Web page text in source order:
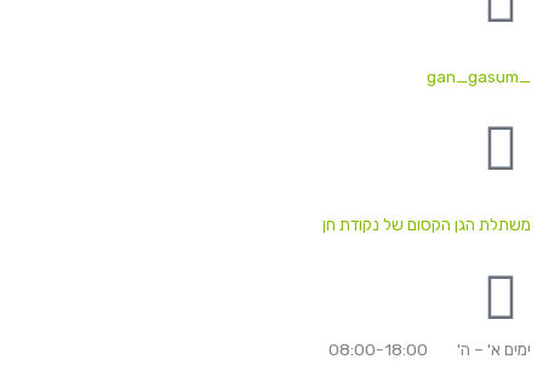
_gan_gasum
משתלת הגן הקסום של נקודת חן
ימים א' – ה' 08:00-18:00